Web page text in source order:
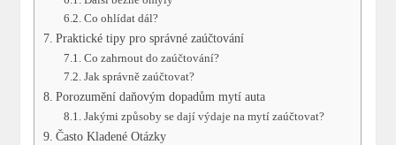
Co ohlídat dál?
Praktické tipy pro správné zaúčtování
Co zahrnout do zaúčtování?
Jak správně zaúčtovat?
Porozumění daňovým dopadům mytí auta
Jakými způsoby se dají výdaje na mytí zaúčtovat?
Často Kladené Otázky